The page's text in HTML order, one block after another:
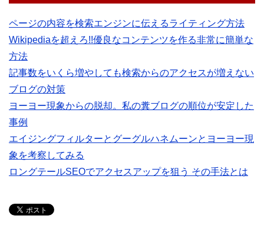
ページの内容を検索エンジンに伝えるライティング方法
Wikipediaを超えろ!!優良なコンテンツを作る非常に簡単な
方法
記事数をいくら増やしても検索からのアクセスが増えない
ブログの対策
ヨーヨー現象からの脱却。私の糞ブログの順位が安定した
事例
エイジングフィルターとグーグルハネムーンとヨーヨー現
象を考察してみる
ロングテールSEOでアクセスアップを狙う その手法とは